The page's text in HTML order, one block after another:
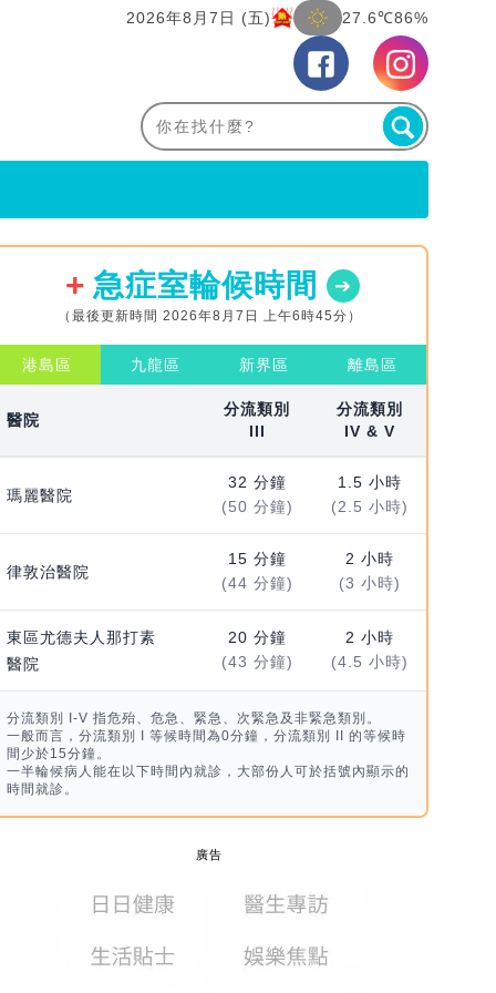
2026年8月7日 (五) 27.6℃86%
急症室輪候時間
（最後更新時間 2026年8月7日 上午6時45分）
港島區 九龍區 新界區 離島區
醫院
分流類別
III
分流類別
IV & V
瑪麗醫院
32 分鐘
(50 分鐘)
1.5 小時
(2.5 小時)
律敦治醫院
15 分鐘
(44 分鐘)
2 小時
(3 小時)
東區尤德夫人那打素
醫院
20 分鐘
(43 分鐘)
2 小時
(4.5 小時)
分流類別 I-V 指危殆、危急、緊急、次緊急及非緊急類別。
一般而言，分流類別 I 等候時間為0分鐘，分流類別 II 的等候時
間少於15分鐘。
一半輪候病人能在以下時間內就診，大部份人可於括號內顯示的
時間就診。
廣告